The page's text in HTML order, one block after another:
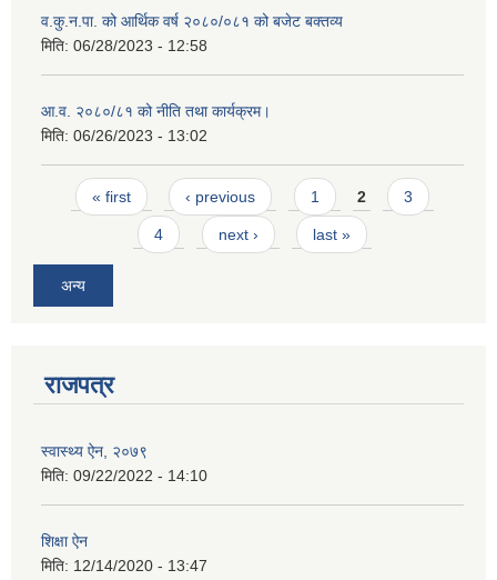
व.कु.न.पा. को आर्थिक वर्ष २०८०/०८१ को बजेट बक्तव्य
मिति: 06/28/2023 - 12:58
आ.व. २०८०/८१ को नीति तथा कार्यक्रम।
मिति: 06/26/2023 - 13:02
Pages
« first ‹ previous 1 2 3
4 next › last »
अन्य
राजपत्र
स्वास्थ्य ऐन, २०७९
मिति: 09/22/2022 - 14:10
शिक्षा ऐन
मिति: 12/14/2020 - 13:47